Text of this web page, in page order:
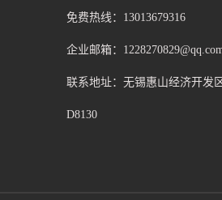
免费热线：13013679316
企业邮箱：
联系地址：无锡惠山经济开发
D8130